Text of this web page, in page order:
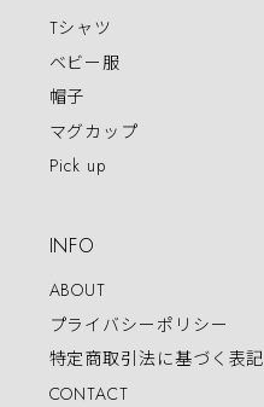
Tシャツ
ベビー服
帽子
マグカップ
Pick up
INFO
ABOUT
プライバシーポリシー
特定商取引法に基づく表記
CONTACT